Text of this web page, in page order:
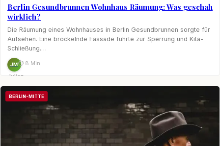
Berlin Gesundbrunnen Wohnhaus Räumung: Was geschah
wirklich?
Die Räumung eines Wohnhauses in Berlin Gesundbrunnen sorgte für
Aufsehen. Eine bröckelnde Fassade führte zur Sperrung und Kita-
Schließung.…
JM
Julian
Möhring
⏱ 8 Min.
BERLIN-MITTE